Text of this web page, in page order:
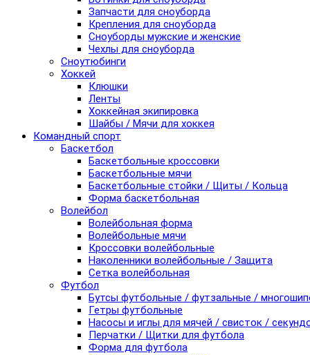
Запчасти для сноуборда
Крепления для сноуборда
Сноуборды мужские и женские
Чехлы для сноуборда
Сноутюбинги
Хоккей
Клюшки
Ленты
Хоккейная экипировка
Шайбы / Мячи для хоккея
Командный спорт
Баскетбол
Баскетбольные кроссовки
Баскетбольные мячи
Баскетбольные стойки / Щиты / Кольца
Форма баскетбольная
Волейбол
Волейбольная форма
Волейбольные мячи
Кроссовки волейбольные
Наколенники волейбольные / Защита
Сетка волейбольная
Футбол
Бутсы футбольные / футзальные /
Гетры футбольные
Насосы и иглы для мячей / свисток /
Перчатки / Щитки для футбола
Форма для футбола